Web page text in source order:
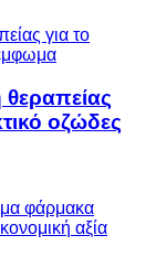
οζώδες